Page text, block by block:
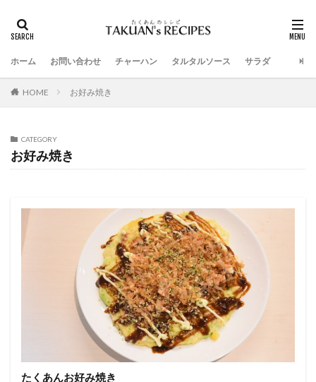
ホーム お問い合わせ チャーハン タルタルソース サラダ
HOME お好み焼き
CATEGORY
お好み焼き
たくあんお好み焼き